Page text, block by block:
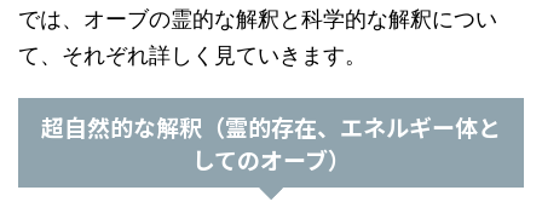
では、オーブの霊的な解釈と科学的な解釈につい
て、それぞれ詳しく見ていきます。
超自然的な解釈（霊的存在、エネルギー体と
してのオーブ）